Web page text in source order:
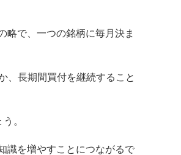
略で、一つの銘柄に毎月決ま
、長期間買付を継続すること
。
識を増やすことにつながるで